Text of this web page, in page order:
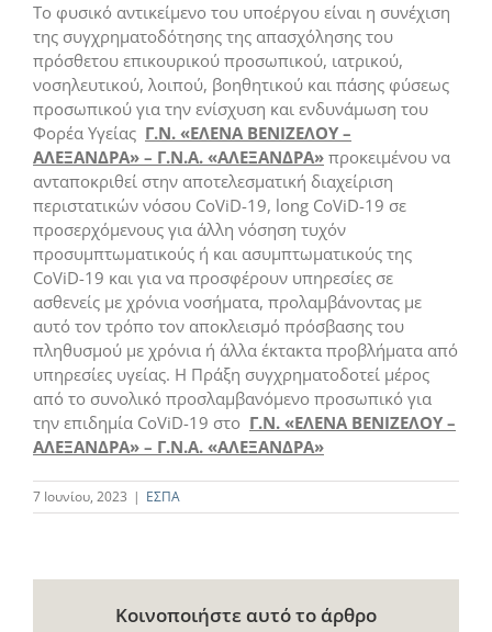
Το φυσικό αντικείμενο του υποέργου είναι η συνέχιση
της συγχρηματοδότησης της απασχόλησης του
πρόσθετου επικουρικού προσωπικού, ιατρικού,
νοσηλευτικού, λοιπού, βοηθητικού και πάσης φύσεως
προσωπικού για την ενίσχυση και ενδυνάμωση του
Φορέα Υγείας Γ.Ν. «ΕΛΕΝΑ ΒΕΝΙΖΕΛΟΥ –
ΑΛΕΞΑΝΔΡΑ» – Γ.Ν.Α. «ΑΛΕΞΑΝΔΡΑ» προκειμένου να
ανταποκριθεί στην αποτελεσματική διαχείριση
περιστατικών νόσου CoViD-19, long CoViD-19 σε
προσερχόμενους για άλλη νόσηση τυχόν
προσυμπτωματικούς ή και ασυμπτωματικούς της
CoViD-19 και για να προσφέρουν υπηρεσίες σε
ασθενείς με χρόνια νοσήματα, προλαμβάνοντας με
αυτό τον τρόπο τον αποκλεισμό πρόσβασης του
πληθυσμού με χρόνια ή άλλα έκτακτα προβλήματα από
υπηρεσίες υγείας. Η Πράξη συγχρηματοδοτεί μέρος
από το συνολικό προσλαμβανόμενο προσωπικό για
την επιδημία CoViD-19 στο Γ.Ν. «ΕΛΕΝΑ ΒΕΝΙΖΕΛΟΥ –
ΑΛΕΞΑΝΔΡΑ» – Γ.Ν.Α. «ΑΛΕΞΑΝΔΡΑ»
7 Ιουνίου, 2023 | ΕΣΠΑ
Κοινοποιήστε αυτό το άρθρο